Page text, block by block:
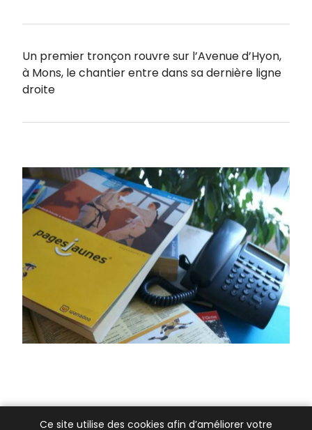
Un premier tronçon rouvre sur l’Avenue d’Hyon,
à Mons, le chantier entre dans sa dernière ligne
droite
Ce site utilise des cookies afin d’améliorer votre